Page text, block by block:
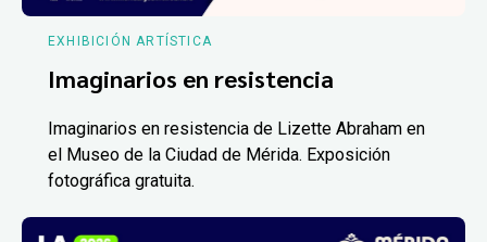
EXHIBICIÓN ARTÍSTICA
Imaginarios en resistencia
Imaginarios en resistencia de Lizette Abraham en
el Museo de la Ciudad de Mérida. Exposición
fotográfica gratuita.